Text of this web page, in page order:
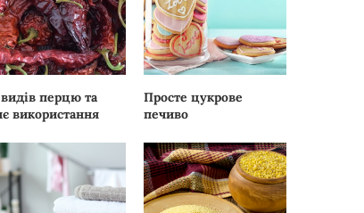
перцю та
використання
Просте цукрове
печиво